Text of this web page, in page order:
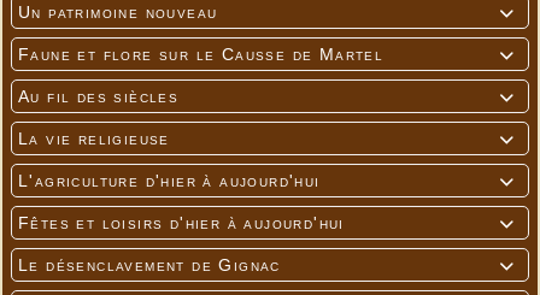

Un patrimoine nouveau

Faune et flore sur le Causse de Martel

Au fil des siècles

La vie religieuse

L'agriculture d'hier à aujourd'hui

Fêtes et loisirs d'hier à aujourd'hui

Le désenclavement de Gignac